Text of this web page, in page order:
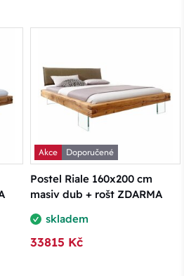
Akce
Doporučené
Postel Riale 160x200 cm
masiv dub + rošt ZDARMA
skladem
33815 Kč